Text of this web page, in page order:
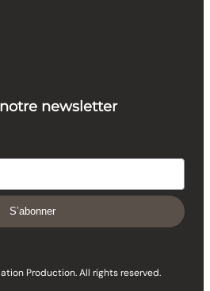
newsletter
S’abonner
Production. All rights reserved.